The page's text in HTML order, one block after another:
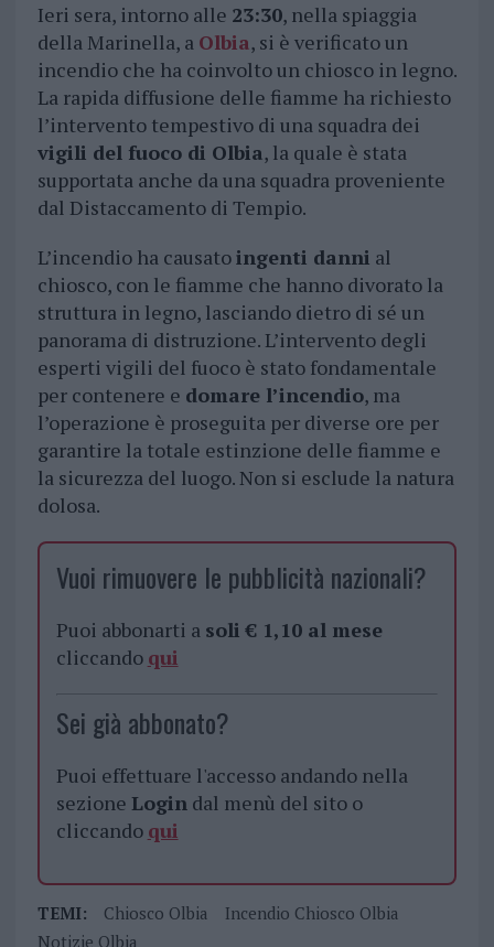
Ieri sera, intorno alle 23:30, nella spiaggia
della Marinella, a Olbia, si è verificato un
incendio che ha coinvolto un chiosco in legno.
La rapida diffusione delle fiamme ha richiesto
l’intervento tempestivo di una squadra dei
vigili del fuoco di Olbia, la quale è stata
supportata anche da una squadra proveniente
dal Distaccamento di Tempio.
L’incendio ha causatoingenti danni al
chiosco, con le fiamme che hanno divorato la
struttura in legno, lasciando dietro di sé un
panorama di distruzione. L’intervento degli
esperti vigili del fuoco è stato fondamentale
per contenere e domare l’incendio, ma
l’operazione è proseguita per diverse ore per
garantire la totale estinzione delle fiamme e
la sicurezza del luogo. Non si esclude la natura
dolosa.
Vuoi rimuovere le pubblicità nazionali?
Puoi abbonarti a soli € 1,10 al mese
cliccando qui
Sei già abbonato?
Puoi effettuare l'accesso andando nella
sezione Logindal menù del sito o
cliccando qui
TEMI: Chiosco Olbia
Incendio Chiosco Olbia
Notizie Olbia